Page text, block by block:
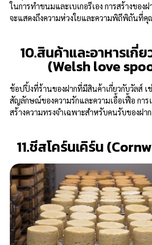
ในการทำขนมและเบเกอรีเอง การสร้างของ
จะแสดงถึงความห่วงใยและความพิถีพิถันที่คุ
10.สินค้าและอาหารเกี่
(Welsh love
ช้อปปิ้งที่ร้านของฝากที่มีสินค้าเกี่ยวกับวัลส์
สัญลักษณ์ของความรักและความเอื้อเฟื้อ การ
สร้างความทรงจำเฉพาะสำหรับคนรับของฝาก
11.ชีสโคร์นเคิร์น